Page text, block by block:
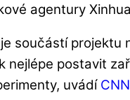
agentury
součástí projektu
nejlépe postavit
uvádí CNN